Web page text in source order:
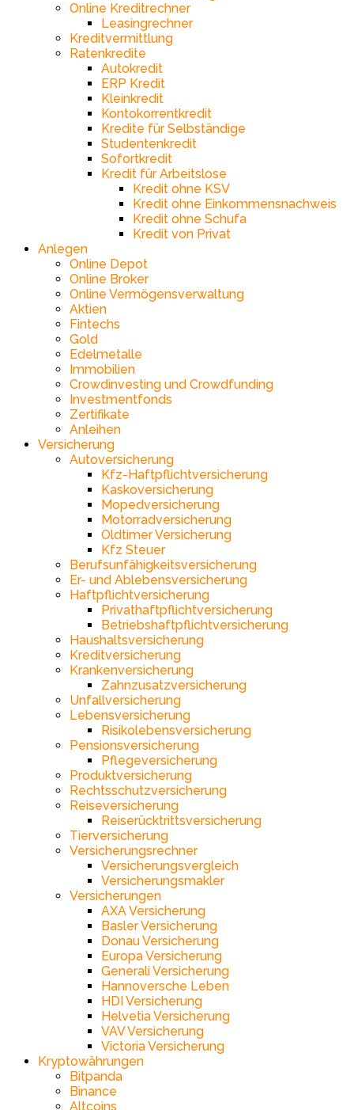
Online Kreditrechner
Leasingrechner
Kreditvermittlung
Ratenkredite
Autokredit
ERP Kredit
Kleinkredit
Kontokorrentkredit
Kredite für Selbständige
Studentenkredit
Sofortkredit
Kredit für Arbeitslose
Kredit ohne KSV
Kredit ohne Einkommensnachweis
Kredit ohne Schufa
Kredit von Privat
Anlegen
Online Depot
Online Broker
Online Vermögensverwaltung
Aktien
Fintechs
Gold
Edelmetalle
Immobilien
Crowdinvesting und Crowdfunding
Investmentfonds
Zertifikate
Anleihen
Versicherung
Autoversicherung
Kfz-Haftpflichtversicherung
Kaskoversicherung
Mopedversicherung
Motorradversicherung
Oldtimer Versicherung
Kfz Steuer
Berufsunfähigkeitsversicherung
Er- und Ablebensversicherung
Haftpflichtversicherung
Privathaftpflichtversicherung
Betriebshaftpflichtversicherung
Haushaltsversicherung
Kreditversicherung
Krankenversicherung
Zahnzusatzversicherung
Unfallversicherung
Lebensversicherung
Risikolebensversicherung
Pensionsversicherung
Pflegeversicherung
Produktversicherung
Rechtsschutzversicherung
Reiseversicherung
Reiserücktrittsversicherung
Tierversicherung
Versicherungsrechner
Versicherungsvergleich
Versicherungsmakler
Versicherungen
AXA Versicherung
Basler Versicherung
Donau Versicherung
Europa Versicherung
Generali Versicherung
Hannoversche Leben
HDI Versicherung
Helvetia Versicherung
VAV Versicherung
Victoria Versicherung
Kryptowährungen
Bitpanda
Binance
Altcoins